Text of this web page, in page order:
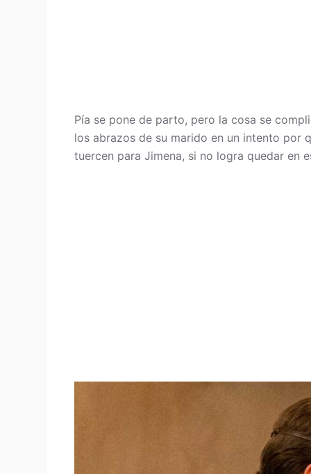
Pía se pone de parto, pero la cosa se
los abrazos de su marido en un intento por
tuercen para Jimena, si no logra quedar en